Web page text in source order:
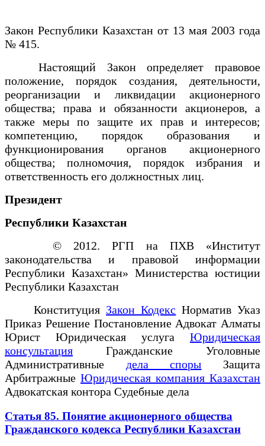
Закон Республики Казахстан от 13 мая 2003 года
№ 415.
Настоящий Закон определяет правовое
положение, порядок создания, деятельности,
реорганизации и ликвидации акционерного
общества; права и обязанности акционеров, а
также меры по защите их прав и интересов;
компетенцию, порядок образования и
функционирования органов акционерного
общества; полномочия, порядок избрания и
ответственность его должностных лиц.
Президент
Республики Казахстан
© 2012. РГП на ПХВ «Институт
законодательства и правовой информации
Республики Казахстан» Министерства юстиции
Республики Казахстан
Конституция Закон Кодекс Норматив Указ
Приказ Решение Постановление Адвокат Алматы
Юрист Юридическая услуга Юридическая
консультация Гражданские Уголовные
Административные дела споры Защита
Арбитражные Юридическая компания Казахстан
Адвокатская контора Судебные дела
Статья 85. Понятие акционерного общества
Гражданского кодекса Республики Казахстан